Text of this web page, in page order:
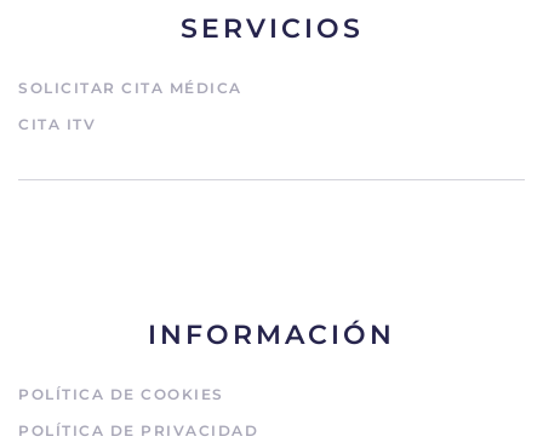
SERVICIOS
SOLICITAR CITA MÉDICA
CITA ITV
INFORMACIÓN
POLÍTICA DE COOKIES
POLÍTICA DE PRIVACIDAD